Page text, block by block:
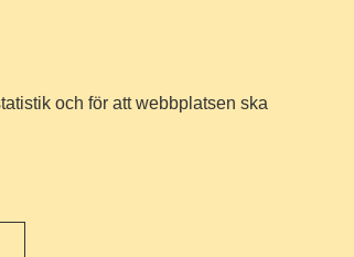
och för att webbplatsen ska